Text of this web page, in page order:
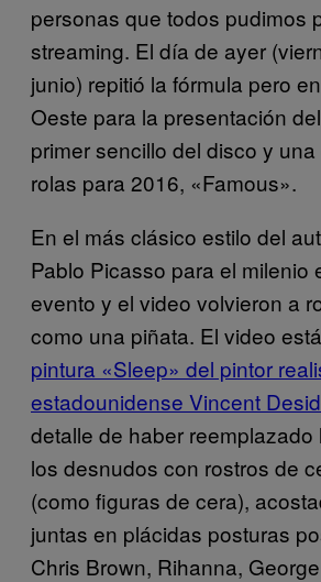
personas que todos pudimos
streaming. El día de ayer
junio) repitió la fórmula pero
Oeste para la presentación
primer sencillo del disco y
rolas para 2016, «Famous».
En el más clásico estilo del
Pablo Picasso para el milenio
evento y el video volvieron a
como una piñata. El video
pintura «Sleep» del pintor
estadounidense Vincent
detalle de haber reemplazado
los desnudos con rostros de
(como figuras de cera),
juntas en plácidas posturas
Chris Brown, Rihanna,